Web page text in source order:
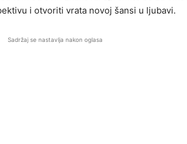
i otvoriti vrata novoj šansi u ljubavi.
Sadržaj se nastavlja nakon oglasa